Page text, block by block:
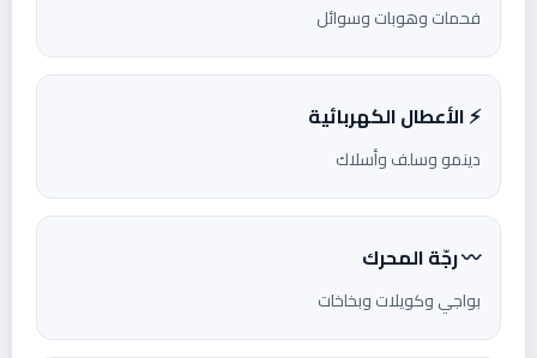
فحمات وهوبات وسوائل
⚡ الأعطال الكهربائية
دينمو وسلف وأسلاك
〰️ رجّة المحرك
بواجي وكويلات وبخاخات